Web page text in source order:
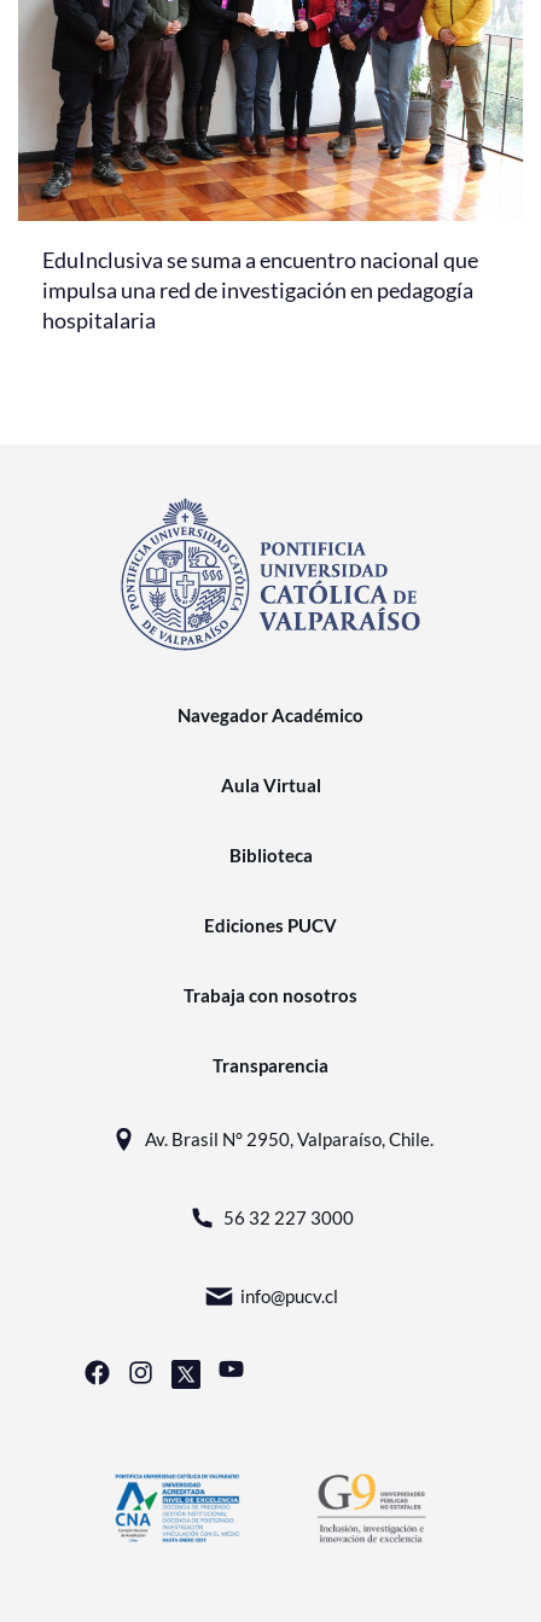
EduInclusiva se suma a encuentro nacional que
impulsa una red de investigación en pedagogía
hospitalaria
Navegador Académico
Aula Virtual
Biblioteca
Ediciones PUCV
Trabaja con nosotros
Transparencia
Av. Brasil N° 2950, Valparaíso, Chile.
56 32 227 3000
info@pucv.cl